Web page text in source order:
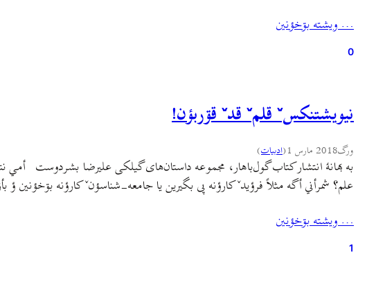
… ويشته بۊخؤنين
0
نيويشتنکسˇ قلمˇ قدˇ قۊربؤن!
ورگ2018 مارس 1 (ادبيات)
به بهانهٔ انتشار کتاب گول‌باهار، مجموعه داستان‌های گیلکی علیرضا بشردوست
علم؟ شمرأني أگه مثلاً فرؤیدˇ کارؤنه پی بگيرين یا جامعه-شناسؤنˇ کارؤنه بۊخؤنين
… ويشته بۊخؤنين
1